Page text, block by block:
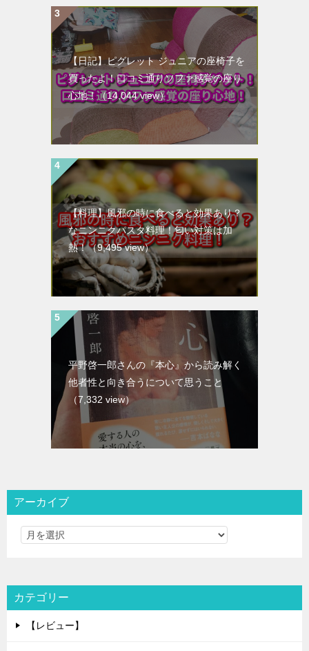
【日記】ピグレット ジュニアの座椅子を
買ったよ！口コミ通りソファ感覚の座り
心地！（14,044 view）
【料理】風邪の時に食べると効果あり？
なニンニクパスタ料理！匂い対策は加
熱！（9,495 view）
平野啓一郎さんの『本心』から読み解く
他者性と向き合うについて思うこと
（7,332 view）
アーカイブ
カテゴリー
【レビュー】